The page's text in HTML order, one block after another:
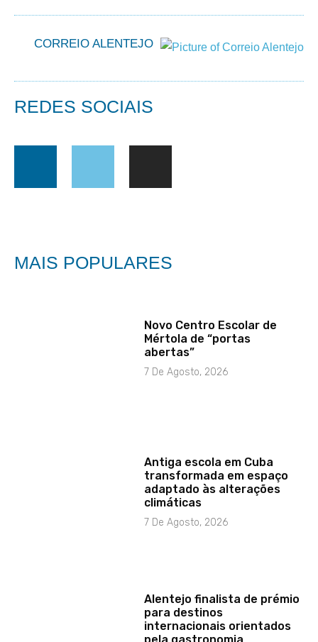
CORREIO ALENTEJO
REDES SOCIAIS
MAIS POPULARES
Novo Centro Escolar de
Mértola de “portas
abertas”
7 De Agosto, 2026
Antiga escola em Cuba
transformada em espaço
adaptado às alterações
climáticas
7 De Agosto, 2026
Alentejo finalista de prémio
para destinos
internacionais orientados